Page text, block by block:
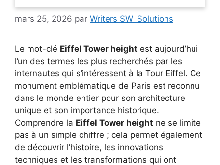
mars 25, 2026 par Writers SW_Solutions
Le mot-clé Eiffel Tower height est aujourd’hui
l’un des termes les plus recherchés par les
internautes qui s’intéressent à la Tour Eiffel. Ce
monument emblématique de Paris est reconnu
dans le monde entier pour son architecture
unique et son importance historique.
Comprendre la Eiffel Tower height ne se limite
pas à un simple chiffre ; cela permet également
de découvrir l’histoire, les innovations
techniques et les transformations qui ont